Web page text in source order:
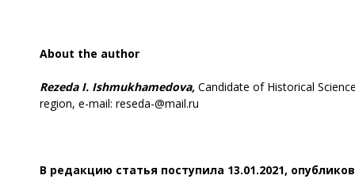
About the author
Rezeda I. Ishmukhamedova, Candidate of Historical
region, e-mail: reseda-@mail.ru
В редакцию статья поступила 13.01.2021,